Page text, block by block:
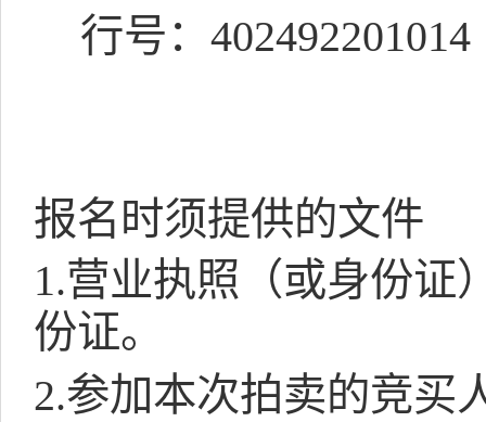
行号： 402492201014
报名时须提供的文件
1.营业执照（或身份证
份证。
2.参加本次拍卖的竞买